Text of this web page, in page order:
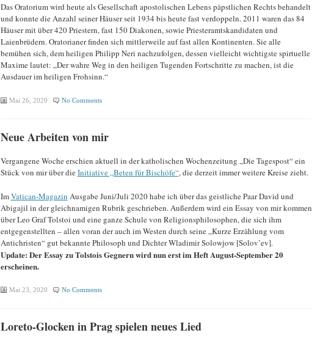
Das Oratorium wird heute als Gesellschaft apostolischen Lebens päpstlichen Rechts behandelt
und konnte die Anzahl seiner Häuser seit 1934 bis heute fast verdoppeln. 2011 waren das 84
Häuser mit über 420 Priestern, fast 150 Diakonen, sowie Priesteramtskandidaten und
Laienbrüdern. Oratorianer finden sich mittlerweile auf fast allen Kontinenten. Sie alle
bemühen sich, dem heiligen Philipp Neri nachzufolgen, dessen vielleicht wichtigste spirtuelle
Maxime lautet: „Der wahre Weg in den heiligen Tugenden Fortschritte zu machen, ist die
Ausdauer im heiligen Frohsinn.“
Mai 26, 2020 No Comments
Neue Arbeiten von mir
Vergangene Woche erschien aktuell in der katholischen Wochenzeitung „Die Tagespost“ ein
Stück von mir über dieInitiative „Beten für Bischöfe“, die derzeit immer weitere Kreise zieht.
ImVatican-Magazin Ausgabe Juni/Juli 2020 habe ich über das geistliche Paar David und
Abigajil in der gleichnamigen Rubrik geschrieben. Außerdem wird ein Essay von mir kommen
über Leo Graf Tolstoi und eine ganze Schule von Religionsphilosophen, die sich ihm
entgegenstellten – allen voran der auch im Westen durch seine „Kurze Erzählung vom
Antichristen“ gut bekannte Philosoph und Dichter Wladimir Solowjow [Solov’ev].
Update: Der Essay zu Tolstois Gegnern wird nun erst im Heft August-September 20
erscheinen.
Mai 23, 2020 No Comments
Loreto-Glocken in Prag spielen neues Lied